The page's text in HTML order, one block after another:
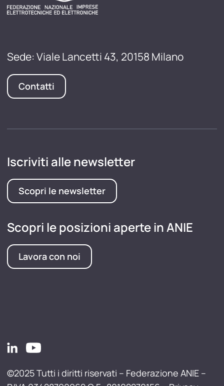
Sede: Viale Lancetti 43, 20158 Milano
Contatti
Iscriviti alle newsletter
Scopri le newsletter
Scopri le posizioni aperte in ANIE
Lavora con noi
©2025 Tutti i diritti riservati – Federazione ANIE –